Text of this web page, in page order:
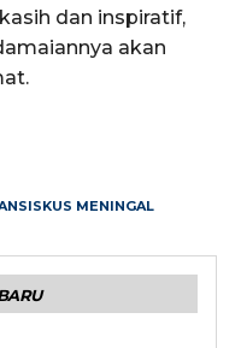
dan inspiratif,
akan
MENINGAL